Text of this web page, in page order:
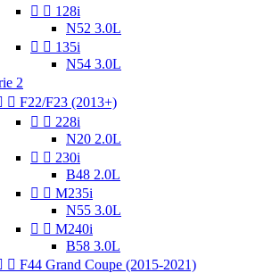
  128i
N52 3.0L
  135i
N54 3.0L
2
 F22/F23 (2013+)
  228i
N20 2.0L
  230i
B48 2.0L
  M235i
N55 3.0L
  M240i
B58 3.0L
 F44 Grand Coupe (2015-2021)